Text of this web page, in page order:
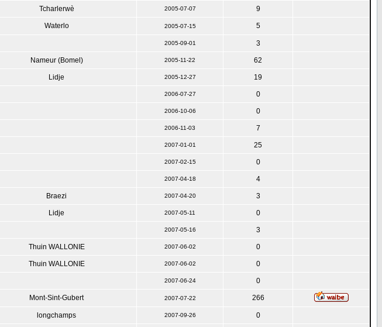
Tcharlerwè 2005-07-07 9
Waterlo 2005-07-15 5
2005-09-01 3
Nameur (Bomel) 2005-11-22 62
Lidje 2005-12-27 19
2006-07-27 0
2006-10-06 0
2006-11-03 7
2007-01-01 25
2007-02-15 0
2007-04-18 4
Braezi 2007-04-20 3
Lidje 2007-05-11 0
2007-05-16 3
Thuin WALLONIE 2007-06-02 0
Thuin WALLONIE 2007-06-02 0
2007-06-24 0
Mont-Sint-Gubert 2007-07-22 266
longchamps 2007-09-26 0